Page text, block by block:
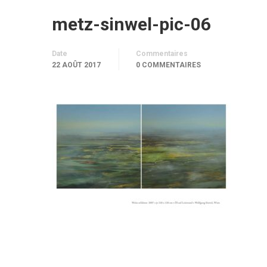
metz-sinwel-pic-06
Date
22 AOÛT 2017
Commentaires
0 COMMENTAIRES